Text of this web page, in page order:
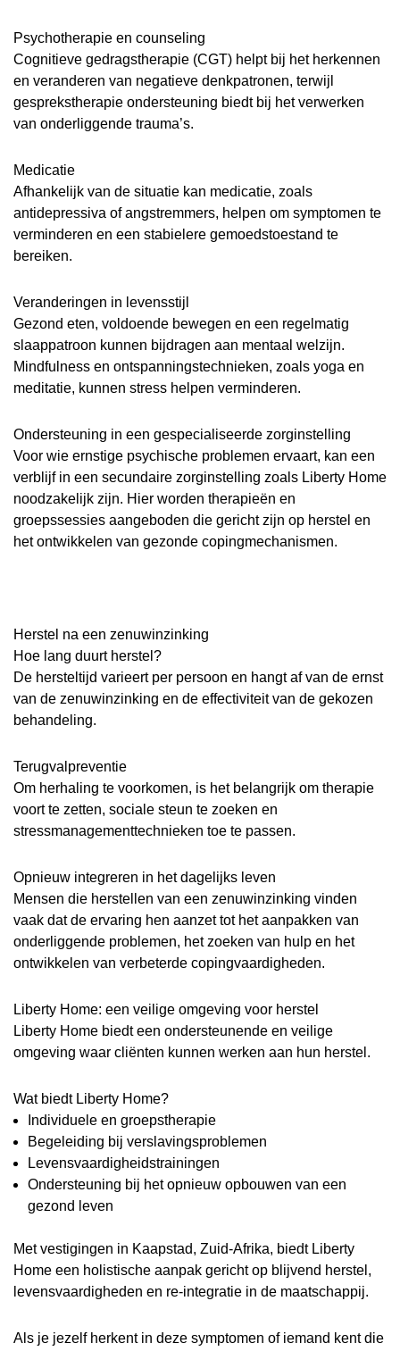
Psychotherapie en counseling
Cognitieve gedragstherapie (CGT) helpt bij het herkennen
en veranderen van negatieve denkpatronen, terwijl
gesprekstherapie ondersteuning biedt bij het verwerken
van onderliggende trauma’s.
Medicatie
Afhankelijk van de situatie kan medicatie, zoals
antidepressiva of angstremmers, helpen om symptomen te
verminderen en een stabielere gemoedstoestand te
bereiken.
Veranderingen in levensstijl
Gezond eten, voldoende bewegen en een regelmatig
slaappatroon kunnen bijdragen aan mentaal welzijn.
Mindfulness en ontspanningstechnieken, zoals yoga en
meditatie, kunnen stress helpen verminderen.
Ondersteuning in een gespecialiseerde zorginstelling
Voor wie ernstige psychische problemen ervaart, kan een
verblijf in een secundaire zorginstelling zoals Liberty Home
noodzakelijk zijn. Hier worden therapieën en
groepssessies aangeboden die gericht zijn op herstel en
het ontwikkelen van gezonde copingmechanismen.
Herstel na een zenuwinzinking
Hoe lang duurt herstel?
De hersteltijd varieert per persoon en hangt af van de ernst
van de zenuwinzinking en de effectiviteit van de gekozen
behandeling.
Terugvalpreventie
Om herhaling te voorkomen, is het belangrijk om therapie
voort te zetten, sociale steun te zoeken en
stressmanagementtechnieken toe te passen.
Opnieuw integreren in het dagelijks leven
Mensen die herstellen van een zenuwinzinking vinden
vaak dat de ervaring hen aanzet tot het aanpakken van
onderliggende problemen, het zoeken van hulp en het
ontwikkelen van verbeterde copingvaardigheden.
Liberty Home: een veilige omgeving voor herstel
Liberty Home biedt een ondersteunende en veilige
omgeving waar cliënten kunnen werken aan hun herstel.
Wat biedt Liberty Home?
Individuele en groepstherapie
Begeleiding bij verslavingsproblemen
Levensvaardigheidstrainingen
Ondersteuning bij het opnieuw opbouwen van een
gezond leven
Met vestigingen in Kaapstad, Zuid-Afrika, biedt Liberty
Home een holistische aanpak gericht op blijvend herstel,
levensvaardigheden en re-integratie in de maatschappij.
Als je jezelf herkent in deze symptomen of iemand kent die